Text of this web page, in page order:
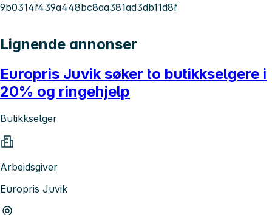
9b0314f439a448bc8aa381ad3db11d8f
Lignende annonser
Europris Juvik søker to butikkselgere i
20% og ringehjelp
Butikkselger
Arbeidsgiver
Europris Juvik